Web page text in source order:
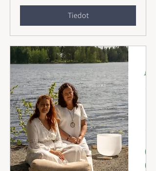
Tiedot